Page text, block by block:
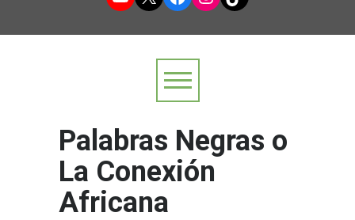
Palabras Negras o
La Conexión
Africana